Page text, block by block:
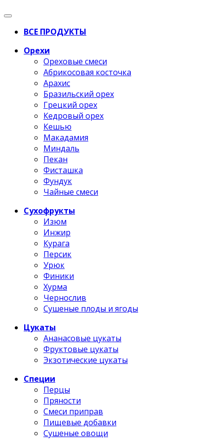
ВСЕ ПРОДУКТЫ
Орехи
Ореховые смеси
Абрикосовая косточка
Арахис
Бразильский орех
Грецкий орех
Кедровый орех
Кешью
Макадамия
Миндаль
Пекан
Фисташка
Фундук
Чайные смеси
Сухофрукты
Изюм
Инжир
Курага
Персик
Урюк
Финики
Хурма
Чернослив
Сушеные плоды и ягоды
Цукаты
Ананасовые цукаты
Фруктовые цукаты
Экзотические цукаты
Специи
Перцы
Пряности
Смеси приправ
Пищевые добавки
Сушеные овощи